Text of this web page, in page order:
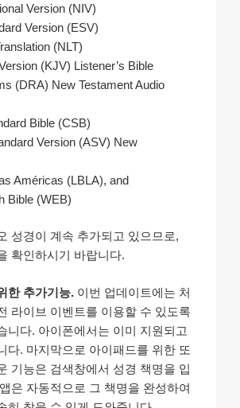
Version (NIV)
Version (ESV)
(NLT)
(KJV) Listener’s Bible
(DRA) New Testament Audio
Bible (CSB)
Version (ASV) New
Américas (LBLA), and
Bible (WEB)
성경이 계속 추가되고 있으므로,
확인하시기 바랍니다.
한 추가기능. 이번 업데이트에는 처
라이브 이벤트를 이용할 수 있도록
니다. 아이폰에서는 이미 지원되고
다. 마지막으로 아이패드를 위한 또
기능은 검색창에서 성경 책명을 입
은 자동적으로 그 책명을 완성하여